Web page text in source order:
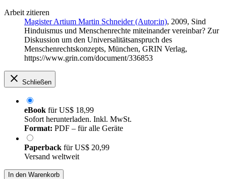
Arbeit zitieren
Magister Artium Martin Schneider (Autor:in), 2009, Sind
Hinduismus und Menschenrechte miteinander vereinbar? Zur
Diskussion um den Universalitätsanspruch des
Menschenrechtskonzepts, München, GRIN Verlag,
https://www.grin.com/document/336853
Schließen
eBook fürUS$ 18,99
Sofort herunterladen. Inkl. MwSt.
Format: PDF – für alle Geräte
Paperback fürUS$ 20,99
Versand weltweit
In den Warenkorb